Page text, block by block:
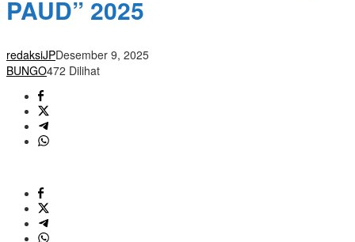
PAUD” 2025
redaksiJPDesember 9, 2025
BUNGO472 Dilihat